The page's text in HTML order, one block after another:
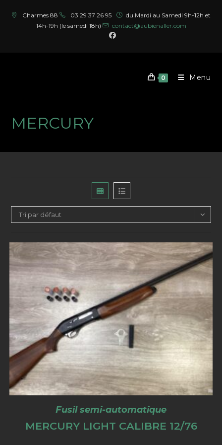
Charmes 88 03 29 37 26 95
du Mardi au Samedi 9h-12h et
14h-19h (le samedi 18h)
contact@aubienaller.com
0 Menu
MERCURY
Tri par défaut
Fusil semi-automatique
MERCURY LIGHT CALIBRE 12/76